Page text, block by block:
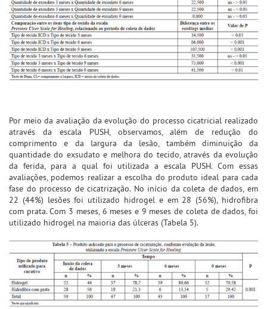
Por meio da avaliação da evolução do processo cicatricial realizado
através da escala PUSH, observamos, além de redução do
comprimento e da largura da lesão, também diminuição da
quantidade do exsudato e melhora do tecido, através da evolução
da ferida, para a qual foi utilizada a escala PUSH. Com essas
avaliações, podemos realizar a escolha do produto ideal para cada
fase do processo de cicatrização. No início da coleta de dados, em
22 (44%) lesões foi utilizado hidrogel e em 28 (56%), hidrofibra
com prata. Com 3 meses, 6 meses e 9 meses de coleta de dados, foi
utilizado hidrogel na maioria das úlceras (Tabela 5).